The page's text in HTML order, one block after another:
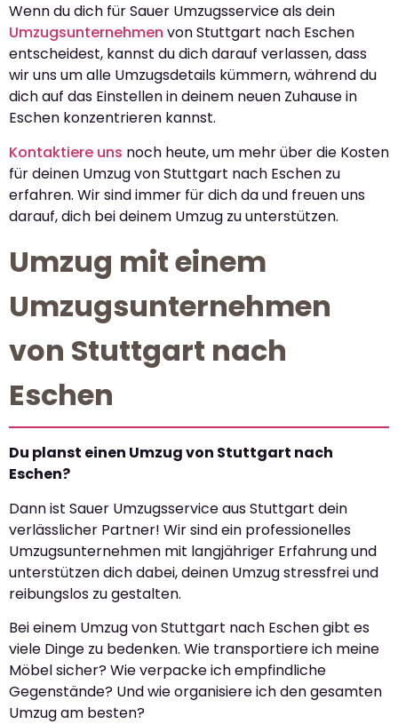
Wenn du dich für Sauer Umzugsservice als dein
Umzugsunternehmen von Stuttgart nach Eschen
entscheidest, kannst du dich darauf verlassen, dass
wir uns um alle Umzugsdetails kümmern, während du
dich auf das Einstellen in deinem neuen Zuhause in
Eschen konzentrieren kannst.
Kontaktiere uns noch heute, um mehr über die Kosten
für deinen Umzug von Stuttgart nach Eschen zu
erfahren. Wir sind immer für dich da und freuen uns
darauf, dich bei deinem Umzug zu unterstützen.
Umzug mit einem
Umzugsunternehmen
von Stuttgart nach
Eschen
Du planst einen Umzug von Stuttgart nach
Eschen?
Dann ist Sauer Umzugsservice aus Stuttgart dein
verlässlicher Partner! Wir sind ein professionelles
Umzugsunternehmen mit langjähriger Erfahrung und
unterstützen dich dabei, deinen Umzug stressfrei und
reibungslos zu gestalten.
Bei einem Umzug von Stuttgart nach Eschen gibt es
viele Dinge zu bedenken. Wie transportiere ich meine
Möbel sicher? Wie verpacke ich empfindliche
Gegenstände? Und wie organisiere ich den gesamten
Umzug am besten?